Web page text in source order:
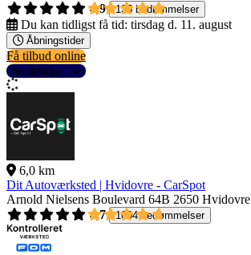
4,9
135 bedømmelser
Du kan tidligst få tid: tirsdag d. 11. august
Åbningstider
Få tilbud online
Se detaljer
6,0 km
Dit Autoværksted | Hvidovre - CarSpot
Arnold Nielsens Boulevard 64B 2650 Hvidovre
4,7
1004 bedømmelser